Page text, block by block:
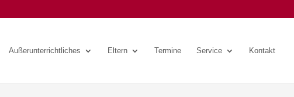
Außerunterrichtliches Eltern Termine Service Kontakt